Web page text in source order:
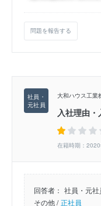
問題を報告する
大和ハウス工業
入社理由
在籍時期：
回答者： 社員・元社
その他 / 正社員